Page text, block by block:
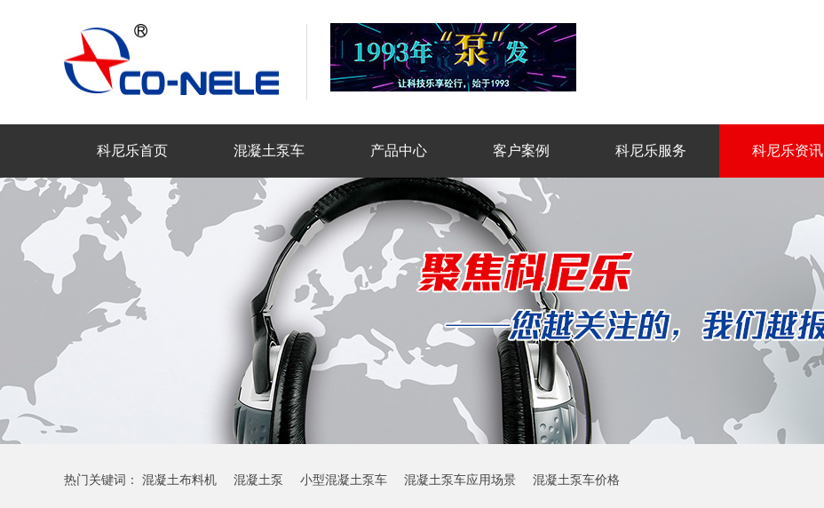
科尼乐首页 混凝土泵车 产品中心 客户案例 科尼乐服务 科尼乐资讯
热门关键词： 混凝土布料机 混凝土泵 小型混凝土泵车 混凝土泵车应用场景 混凝土泵车价格